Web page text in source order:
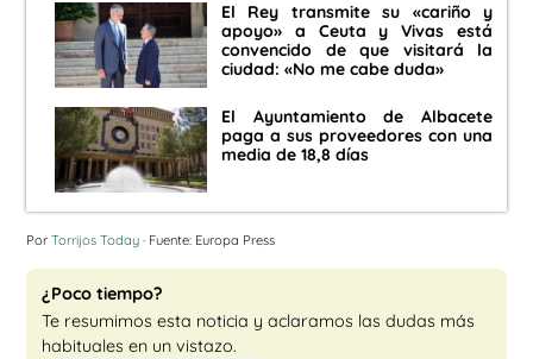
El Rey transmite su «cariño y
apoyo» a Ceuta y Vivas está
convencido de que visitará la
ciudad: «No me cabe duda»
El Ayuntamiento de Albacete
paga a sus proveedores con una
media de 18,8 días
Por Torrijos Today · Fuente: Europa Press
¿Poco tiempo?
Te resumimos esta noticia y aclaramos las dudas más
habituales en un vistazo.